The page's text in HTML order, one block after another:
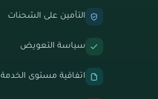
التأمين على الشحنات
سياسة التعويض
اتفاقية مستوى الخدمة